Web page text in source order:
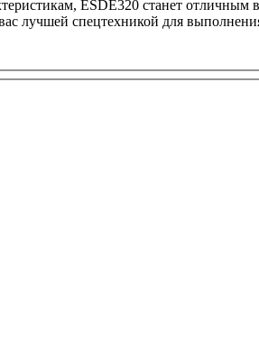
ESDE320 станет
лучшей спецтехникой для